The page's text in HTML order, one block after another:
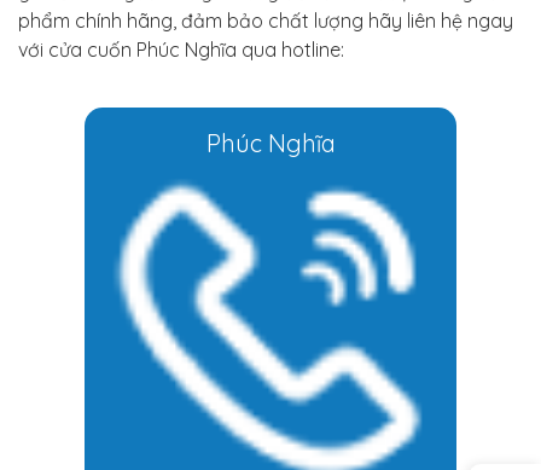
phẩm chính hãng, đảm bảo chất lượng hãy liên hệ ngay
với cửa cuốn Phúc Nghĩa qua hotline:
Phúc Nghĩa